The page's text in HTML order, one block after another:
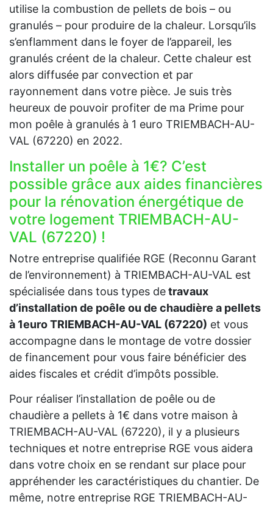
utilise la combustion de pellets de bois – ou
granulés – pour produire de la chaleur. Lorsqu’ils
s’enflamment dans le foyer de l’appareil, les
granulés créent de la chaleur. Cette chaleur est
alors diffusée par convection et par
rayonnement dans votre pièce. Je suis très
heureux de pouvoir profiter de ma Prime pour
mon poêle à granulés à 1 euro TRIEMBACH-AU-
VAL (67220) en 2022.
Installer un poêle à 1€? C’est
possible grâce aux aides financières
pour la rénovation énergétique de
votre logement TRIEMBACH-AU-
VAL (67220) !
Notre entreprise qualifiée RGE (Reconnu Garant
de l’environnement) à TRIEMBACH-AU-VAL est
spécialisée dans tous types detravaux
d’installation de poêle ou de chaudière a pellets
à 1euro TRIEMBACH-AU-VAL (67220) et vous
accompagne dans le montage de votre dossier
de financement pour vous faire bénéficier des
aides fiscales et crédit d’impôts possible.
Pour réaliser l’installation de poêle ou de
chaudière a pellets à 1€ dans votre maison à
TRIEMBACH-AU-VAL (67220), il y a plusieurs
techniques et notre entreprise RGE vous aidera
dans votre choix en se rendant sur place pour
appréhender les caractéristiques du chantier. De
même, notre entreprise RGE TRIEMBACH-AU-